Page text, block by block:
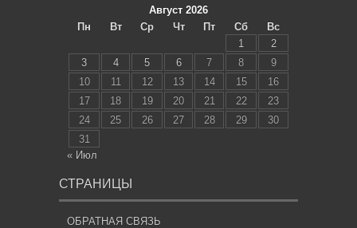
Август 2026
Пн
Вт Ср Чт Пт Сб
Вс
1
2
3
4 5 6 7 8
9
10
11 12 13 14 15
16
17
18 19 20 21 22
23
24
25 26 27 28 29
30
31
« Июл
СТРАНИЦЫ
ОБРАТНАЯ СВЯЗЬ